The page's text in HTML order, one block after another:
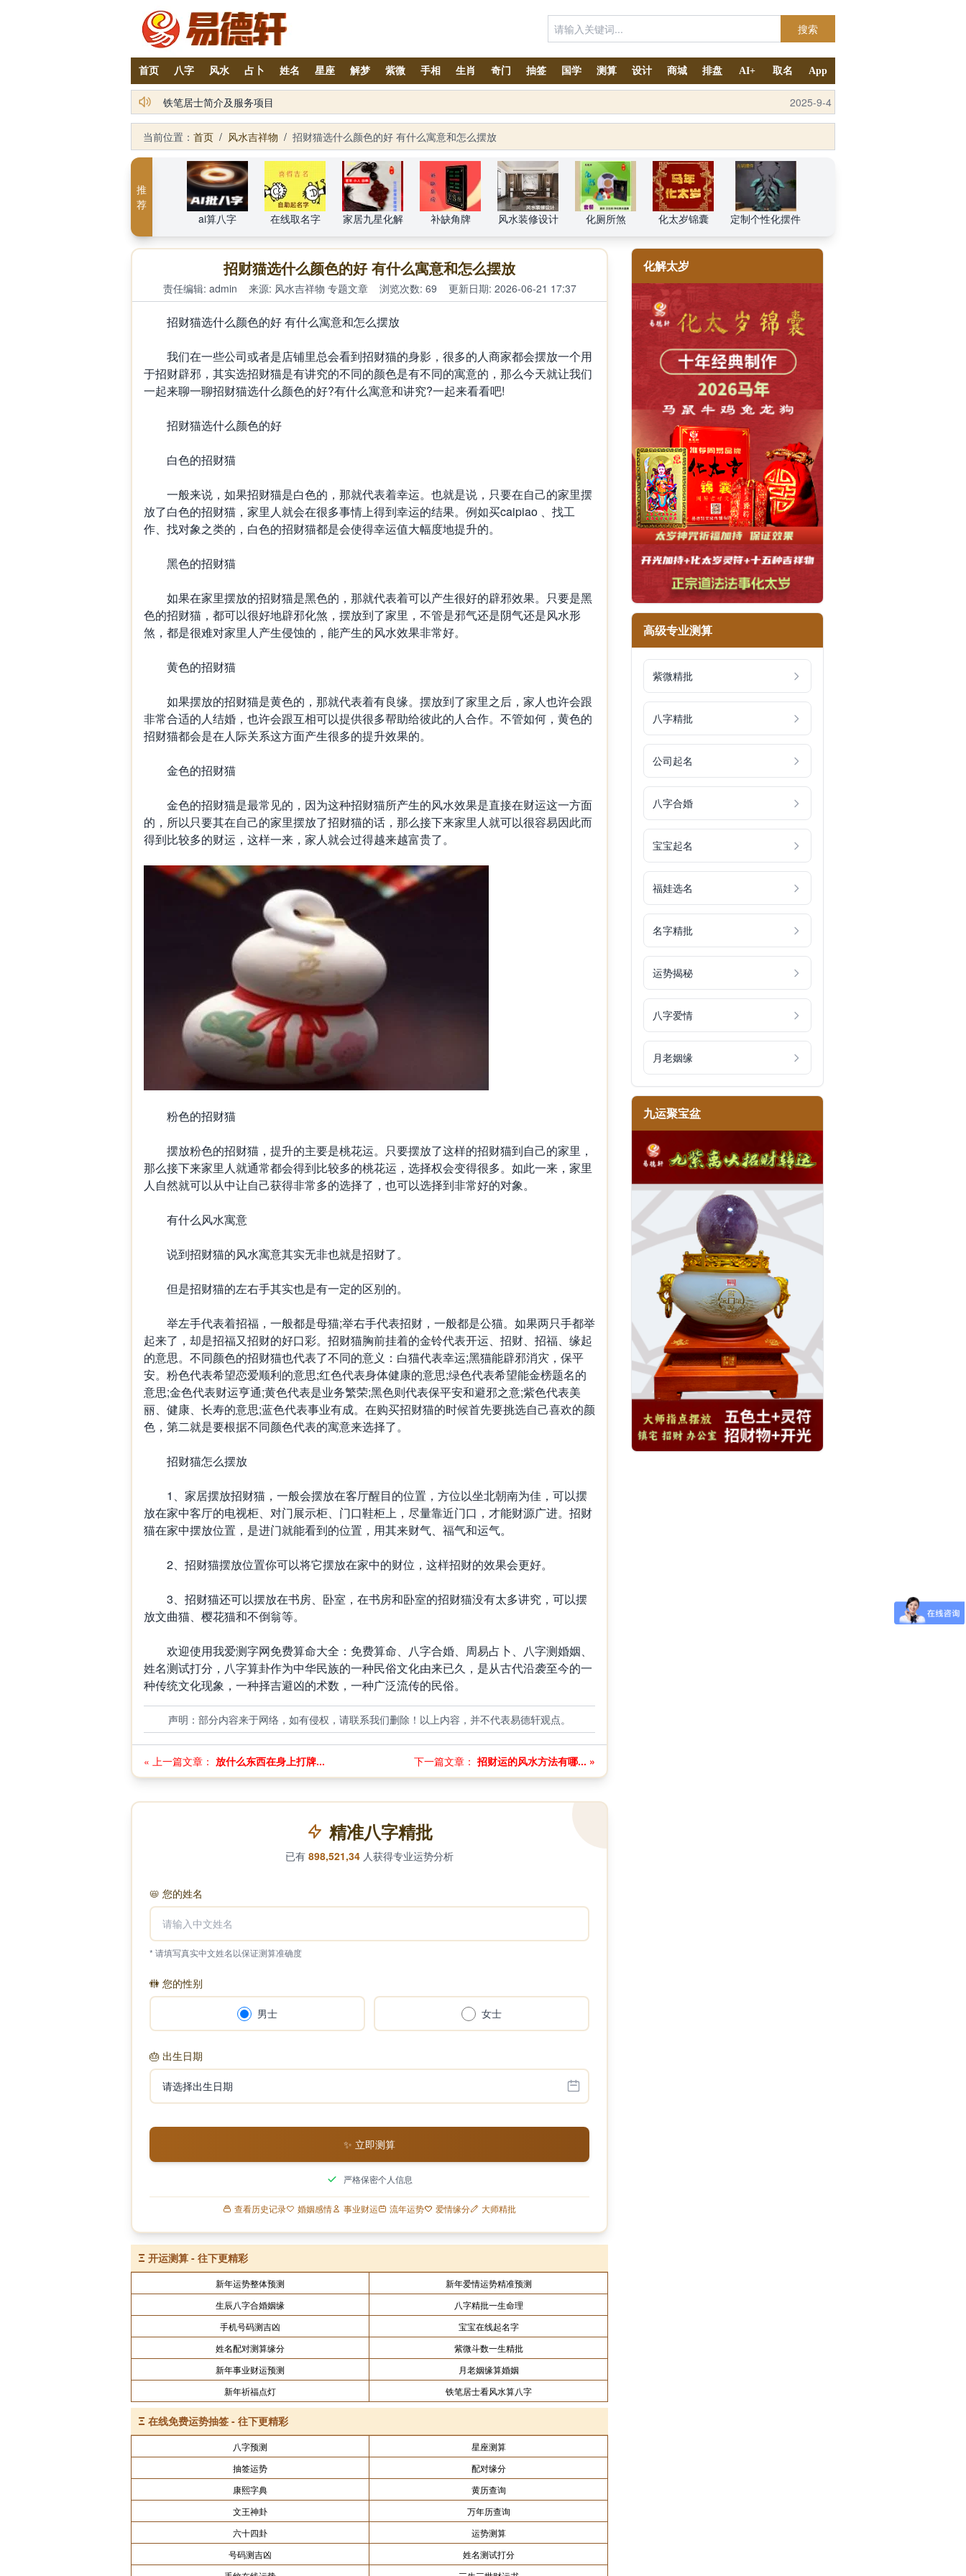
搜索
首页 八字 风水 占卜 姓名 星座 解梦 紫微 手相 生肖 奇门 抽签 国学 测算 设计 商城 排盘 AI+ 取名 App
2026丙午年铁笔居士精批年运说明 2025-10-11
当前位置： 首页 / 风水吉祥物 / 招财猫选什么颜色的好 有什么寓意和怎么摆放
推
荐
ai算八字
在线取名字 家居九星化解 补缺角牌 风水装修设计 化厕所煞 化太岁锦囊 定制个性化摆件
招财猫选什么颜色的好 有什么寓意和怎么摆放
责任编辑: admin 来源: 风水吉祥物 专题文章 浏览次数: 69 更新日期: 2026-06-21 17:37
招财猫选什么颜色的好 有什么寓意和怎么摆放
我们在一些公司或者是店铺里总会看到招财猫的身影，很多的人商家都会摆放一个用
于招财辟邪，其实选招财猫是有讲究的不同的颜色是有不同的寓意的，那么今天就让我们
一起来聊一聊招财猫选什么颜色的好?有什么寓意和讲究?一起来看看吧!
招财猫选什么颜色的好
白色的招财猫
一般来说，如果招财猫是白色的，那就代表着幸运。也就是说，只要在自己的家里摆
放了白色的招财猫，家里人就会在很多事情上得到幸运的结果。例如买caipiao 、找工
作、找对象之类的，白色的招财猫都是会使得幸运值大幅度地提升的。
黑色的招财猫
如果在家里摆放的招财猫是黑色的，那就代表着可以产生很好的辟邪效果。只要是黑
色的招财猫，都可以很好地辟邪化煞，摆放到了家里，不管是邪气还是阴气还是风水形
煞，都是很难对家里人产生侵蚀的，能产生的风水效果非常好。
黄色的招财猫
如果摆放的招财猫是黄色的，那就代表着有良缘。摆放到了家里之后，家人也许会跟
非常合适的人结婚，也许会跟互相可以提供很多帮助给彼此的人合作。不管如何，黄色的
招财猫都会是在人际关系这方面产生很多的提升效果的。
金色的招财猫
金色的招财猫是最常见的，因为这种招财猫所产生的风水效果是直接在财运这一方面
的，所以只要其在自己的家里摆放了招财猫的话，那么接下来家里人就可以很容易因此而
得到比较多的财运，这样一来，家人就会过得越来越富贵了。
粉色的招财猫
摆放粉色的招财猫，提升的主要是桃花运。只要摆放了这样的招财猫到自己的家里，
那么接下来家里人就通常都会得到比较多的桃花运，选择权会变得很多。如此一来，家里
人自然就可以从中让自己获得非常多的选择了，也可以选择到非常好的对象。
有什么风水寓意
说到招财猫的风水寓意其实无非也就是招财了。
但是招财猫的左右手其实也是有一定的区别的。
举左手代表着招福，一般都是母猫;举右手代表招财，一般都是公猫。如果两只手都举
起来了，却是招福又招财的好口彩。招财猫胸前挂着的金铃代表开运、招财、招福、缘起
的意思。不同颜色的招财猫也代表了不同的意义：白猫代表幸运;黑猫能辟邪消灾，保平
安。粉色代表希望恋爱顺利的意思;红色代表身体健康的意思;绿色代表希望能金榜题名的
意思;金色代表财运亨通;黄色代表是业务繁荣;黑色则代表保平安和避邪之意;紫色代表美
丽、健康、长寿的意思;蓝色代表事业有成。在购买招财猫的时候首先要挑选自己喜欢的颜
色，第二就是要根据不同颜色代表的寓意来选择了。
招财猫怎么摆放
1、家居摆放招财猫，一般会摆放在客厅醒目的位置，方位以坐北朝南为佳，可以摆
放在家中客厅的电视柜、对门展示柜、门口鞋柜上，尽量靠近门口，才能财源广进。招财
猫在家中摆放位置，是进门就能看到的位置，用其来财气、福气和运气。
2、招财猫摆放位置你可以将它摆放在家中的财位，这样招财的效果会更好。
3、招财猫还可以摆放在书房、卧室，在书房和卧室的招财猫没有太多讲究，可以摆
放文曲猫、樱花猫和不倒翁等。
欢迎使用我爱测字网免费算命大全：免费算命、八字合婚、周易占卜、八字测婚姻、
姓名测试打分，八字算卦作为中华民族的一种民俗文化由来已久，是从古代沿袭至今的一
种传统文化现象，一种择吉避凶的术数，一种广泛流传的民俗。
声明：部分内容来于网络，如有侵权，请联系我们删除！以上内容，并不代表易德轩观点。
« 上一篇文章： 放什么东西在身上打牌... 下一篇文章： 招财运的风水方法有哪... »
精准八字精批
已有 898,521,34 人获得专业运势分析
📛 您的姓名
* 请填写真实中文姓名以保证测算准确度
🚻 您的性别
男士 女士
🎂 出生日期
✨ 立即测算
严格保密个人信息
查看历史记录 婚姻感情 事业财运 流年运势 爱情缘分 大师精批
Ξ 开运测算 - 往下更精彩
新年运势整体预测
新年爱情运势精准预测
生辰八字合婚姻缘
八字精批一生命理
手机号码测吉凶
宝宝在线起名字
姓名配对测算缘分
紫微斗数一生精批
新年事业财运预测
月老姻缘算婚姻
新年祈福点灯
铁笔居士看风水算八字
Ξ 在线免费运势抽签 - 往下更精彩
八字预测
星座测算
抽签运势
配对缘分
康熙字典
黄历查询
文王神卦
万年历查询
六十四卦
运势测算
号码测吉凶
姓名测试打分
化解太岁
高级专业测算
紫微精批
八字精批
公司起名
八字合婚
宝宝起名
福娃选名
名字精批
运势揭秘
八字爱情
月老姻缘
九运聚宝盆